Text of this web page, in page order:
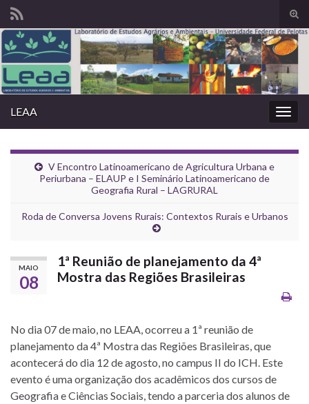
de
Search for:
LEAA
V Encontro Latinoamericano de Agricultura Urbana e
Periurbana – ELAUP e I Seminário Latinoamericano de
Geografia Rural – LAGRURAL
Roda de Conversa Jovens Rurais: Contextos Rurais e Urbanos
MAIO
08
1ª Reunião de planejamento da 4ª
Mostra das Regiões Brasileiras
No dia 07 de maio, no LEAA, ocorreu a 1ª reunião de
planejamento da 4ª Mostra das Regiões Brasileiras, que
acontecerá do dia 12 de agosto, no campus II do ICH. Este
evento é uma organização dos acadêmicos dos cursos de
Geografia e Ciências Sociais, tendo a parceria dos alunos de